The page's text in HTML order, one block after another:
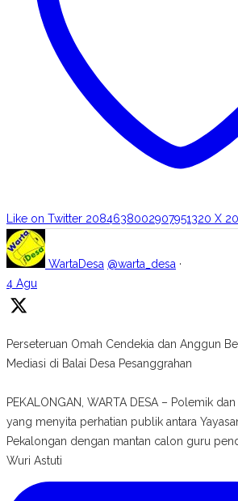
Like on Twitter 2084638002907951320 X
WartaDesa @warta_desa ·
4 Agu
Perseteruan Omah Cendekia dan Anggun
Mediasi di Balai Desa Pesanggrahan
PEKALONGAN, WARTA DESA – Polemik
yang menyita perhatian publik antara
Pekalongan dengan mantan calon guru
Wuri Astuti